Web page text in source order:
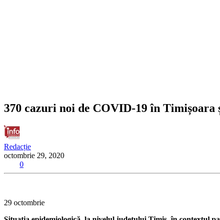
370 cazuri noi de COVID-19 în
Redacție
octombrie 29, 2020
0
29 octombrie